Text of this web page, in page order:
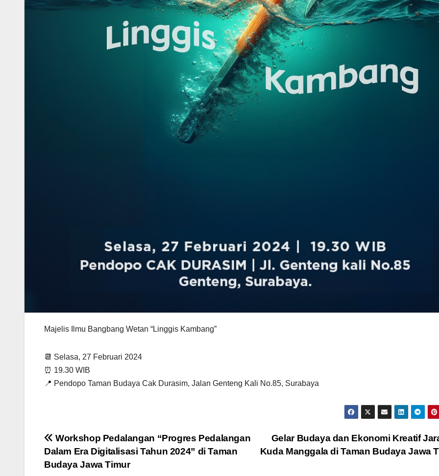
Majelis Ilmu Bangbang Wetan “Linggis Kambang”
📆 Selasa, 27 Februari 2024
⏰ 19.30 WIB
📍 Pendopo Taman Budaya Cak Durasim, Jalan Genteng Kali No.85, Surabaya
Navigasi
pos
Gelar Budaya dan Ekonomi Kreatif
Kuda Manggala di Taman Budaya Jawa
Workshop Pedalangan “Progres Pedalangan
Dalam Era Digitalisasi Tahun 2024” di Taman
Budaya Jawa Timur